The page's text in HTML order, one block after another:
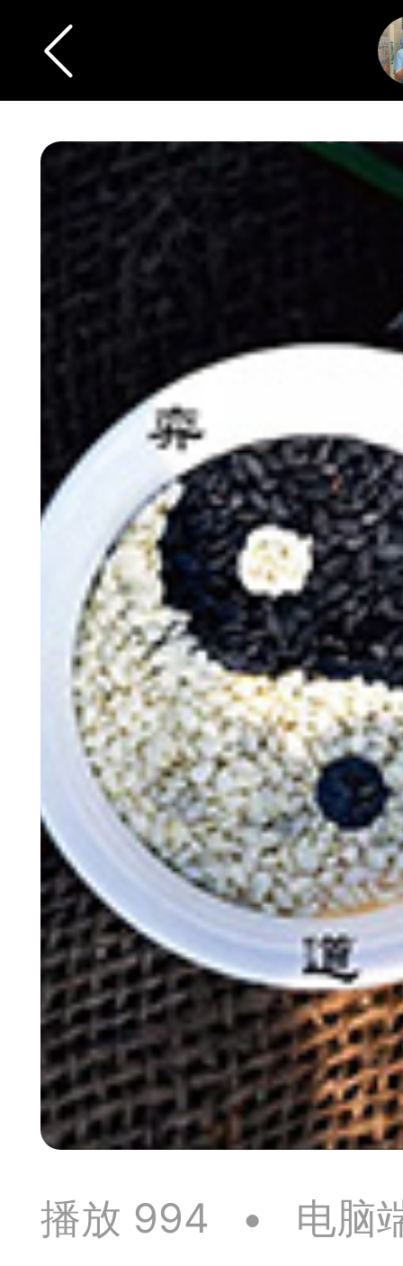
棋圣教练
残局比拼 每
飞刀陷阱 阶
境界 Lv11
VIP11
11-05 07:41
电脑端 公
随身带的象棋藏
是象棋典籍宝库，是
播放 994 • 电脑